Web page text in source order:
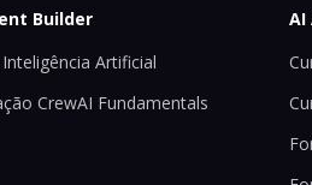
Builder
Artificial
CrewAI Fundamentals
AI